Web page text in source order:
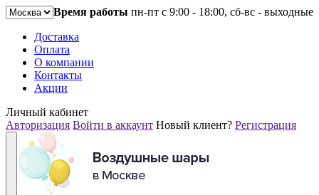
Время работы пн-пт с 9:00 - 18:00, сб-вс - выходные
Доставка
Оплата
О компании
Контакты
Акции
Личный кабинет
Авторизация Войти в аккаунт Новый клиент? Регистрация